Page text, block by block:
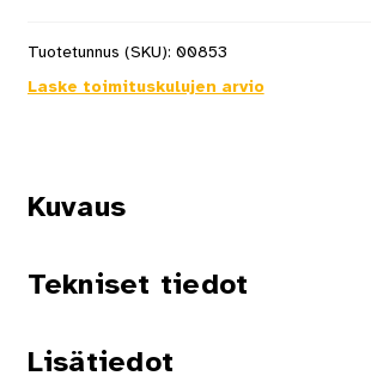
Tuotetunnus (SKU): 00853
Laske toimituskulujen arvio
Kuvaus
Tekniset tiedot
Lisätiedot